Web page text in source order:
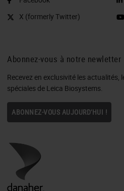
X (formerly Twitter)
Abonnez-vous à notre newletter
Recevez en exclusivité les actualités,
spéciales de Leica Biosystems.
ABONNEZ-VOUS AUJOURD'HUI !